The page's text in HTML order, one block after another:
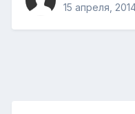
15 апреля,